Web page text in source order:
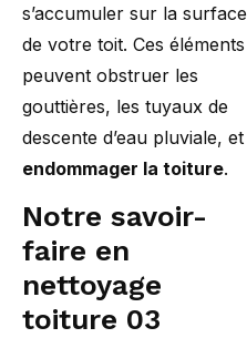
s’accumuler sur la surface
de votre toit. Ces éléments
peuvent obstruer les
gouttières, les tuyaux de
descente d’eau pluviale, et
endommager la toiture.
Notre savoir-
faire en
nettoyage
toiture 03